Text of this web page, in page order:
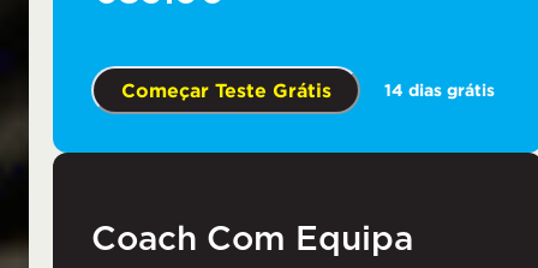
Começar Teste Grátis 14 dias grátis
Coach Com Equipa